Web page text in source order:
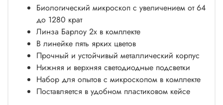
Биологический микроскоп с увеличением от 64
до 1280 крат
Линза Барлоу 2x в комплекте
В линейке пять ярких цветов
Прочный и устойчивый металлический корпус
Нижняя и верхняя светодиодные подсветки
Набор для опытов с микроскопом в комплекте
Поставляется в удобном пластиковом кейсе